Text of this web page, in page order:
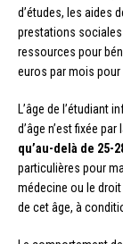
d’études, les aides
prestations sociales
ressources pour
euros par mois
L’âge de l’étudiant
d’âge n’est fixée par
qu’au-delà de 25-
particulières pour
médecine ou le
de cet âge, à